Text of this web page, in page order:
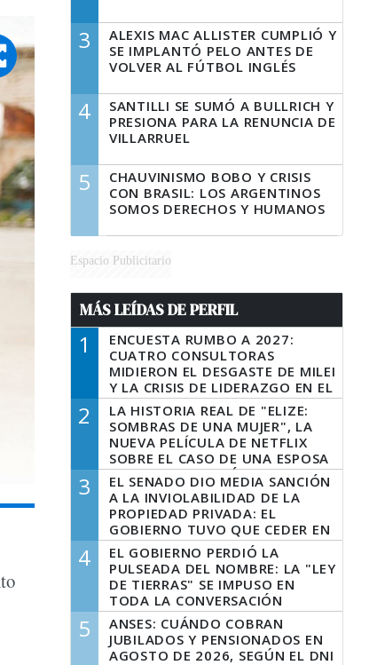
3
ALEXIS MAC ALLISTER CUMPLIÓ Y
SE IMPLANTÓ PELO ANTES DE
VOLVER AL FÚTBOL INGLÉS
4
SANTILLI SE SUMÓ A BULLRICH Y
PRESIONA PARA LA RENUNCIA DE
VILLARRUEL
5
CHAUVINISMO BOBO Y CRISIS
CON BRASIL: LOS ARGENTINOS
SOMOS DERECHOS Y HUMANOS
Espacio Publicitario
MÁS LEÍDAS DE PERFIL
1
ENCUESTA RUMBO A 2027:
CUATRO CONSULTORAS
MIDIERON EL DESGASTE DE MILEI
Y LA CRISIS DE LIDERAZGO EN EL
PERONISMO
2
LA HISTORIA REAL DE "ELIZE:
SOMBRAS DE UNA MUJER", LA
NUEVA PELÍCULA DE NETFLIX
SOBRE EL CASO DE UNA ESPOSA
QUE DESCUARTIZÓ A SU
MARIDO
3
EL SENADO DIO MEDIA SANCIÓN
A LA INVIOLABILIDAD DE LA
PROPIEDAD PRIVADA: EL
GOBIERNO TUVO QUE CEDER EN
LA LEY DEL MANEJO DEL FUEGO
4
EL GOBIERNO PERDIÓ LA
PULSEADA DEL NOMBRE: LA "LEY
DE TIERRAS" SE IMPUSO EN
TODA LA CONVERSACIÓN
DIGITAL
5
ANSES: CUÁNDO COBRAN
JUBILADOS Y PENSIONADOS EN
AGOSTO DE 2026, SEGÚN EL DNI